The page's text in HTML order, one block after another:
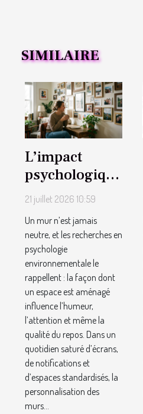
SIMILAIRE
L’impact
psychologique
d’un mur
personnalisé
sur votre
quotidien
21 juillet 2026 10:59
Un mur n’est jamais
neutre, et les recherches en
psychologie
environnementale le
rappellent : la façon dont
un espace est aménagé
influence l’humeur,
l’attention et même la
qualité du repos. Dans un
quotidien saturé d’écrans,
de notifications et
d’espaces standardisés, la
personnalisation des
murs...